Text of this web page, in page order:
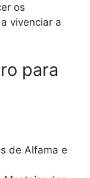
os
vivenciar a
para
de Alfama e